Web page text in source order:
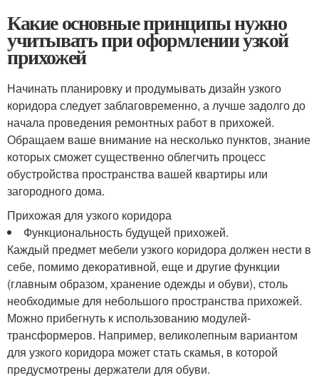
Какие основные принципы нужно
учитывать при оформлении узкой
прихожей
Начинать планировку и продумывать дизайн узкого
коридора следует заблаговременно, а лучше задолго до
начала проведения ремонтных работ в прихожей.
Обращаем ваше внимание на несколько пунктов, знание
которых сможет существенно облегчить процесс
обустройства пространства вашей квартиры или
загородного дома.
Прихожая для узкого коридора
Функциональность будущей прихожей.
Каждый предмет мебели узкого коридора должен нести в
себе, помимо декоративной, еще и другие функции
(главным образом, хранение одежды и обуви), столь
необходимые для небольшого пространства прихожей.
Можно прибегнуть к использованию модулей-
трансформеров. Например, великолепным вариантом
для узкого коридора может стать скамья, в которой
предусмотрены держатели для обуви.